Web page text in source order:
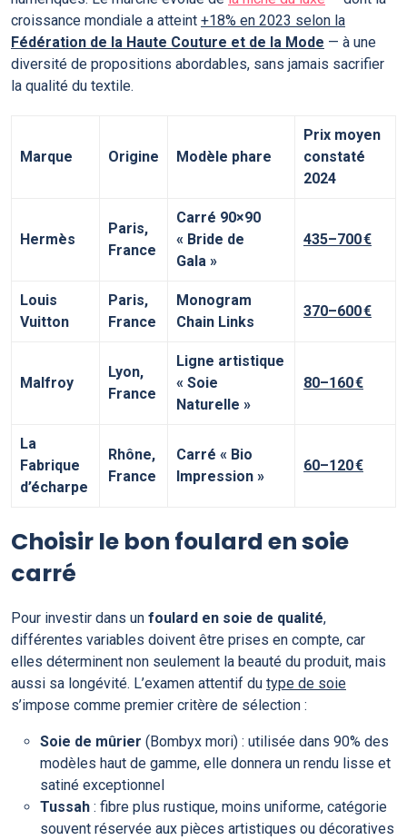
croissance mondiale a atteint +18% en 2023 selon la
Fédération de la Haute Couture et de la Mode — à une
diversité de propositions abordables, sans jamais sacrifier
la qualité du textile.
Marque Origine Modèle phare
Prix moyen
constaté
2024
Hermès
Paris,
France
Carré 90×90
« Bride de
Gala »
435–700 €
Louis
Vuitton
Paris,
France
Monogram
Chain Links
370–600 €
Malfroy
Lyon,
France
Ligne artistique
« Soie
Naturelle »
80–160 €
La
Fabrique
d’écharpe
Rhône,
France
Carré « Bio
Impression »
60–120 €
Choisir le bon foulard en soie
carré
Pour investir dans un foulard en soie de qualité,
différentes variables doivent être prises en compte, car
elles déterminent non seulement la beauté du produit, mais
aussi sa longévité. L’examen attentif du type de soie
s’impose comme premier critère de sélection :
Soie de mûrier (Bombyx mori) : utilisée dans 90% des
modèles haut de gamme, elle donnera un rendu lisse et
satiné exceptionnel
Tussah : fibre plus rustique, moins uniforme, catégorie
souvent réservée aux pièces artistiques ou décoratives